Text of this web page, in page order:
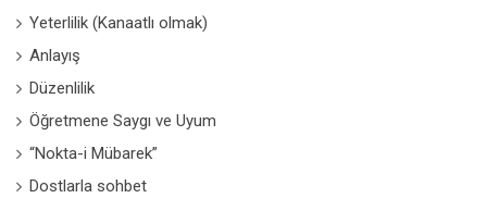
Yeterlilik (Kanaatlı olmak)
Anlayış
Düzenlilik
Öğretmene Saygı ve Uyum
“Nokta-i Mübarek”
Dostlarla sohbet